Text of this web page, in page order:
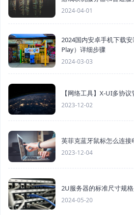
2024-04-01
2024国内安卓手机下载
Play）详细步骤
2024-03-03
【网络工具】X-UI多协
2023-12-02
英菲克蓝牙鼠标怎么连接
2023-12-04
2U服务器的标准尺寸规
2024-05-20